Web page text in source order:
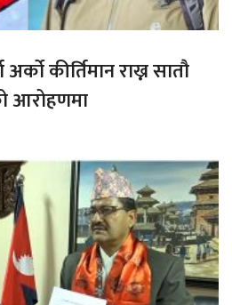
कीर्तिमान राख्न सातौ
आरोहणमा